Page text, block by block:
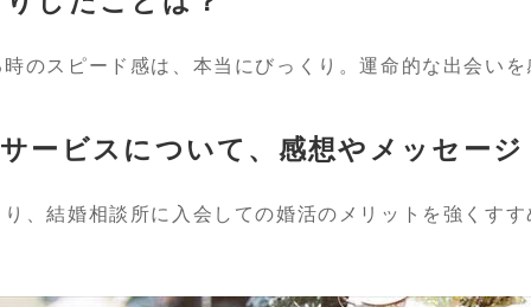
時のスピード感は、本当にびっくり。運命的な出会いを
ービスについて、感想やメッセージ
り、結婚相談所に入会しての婚活のメリットを強くす